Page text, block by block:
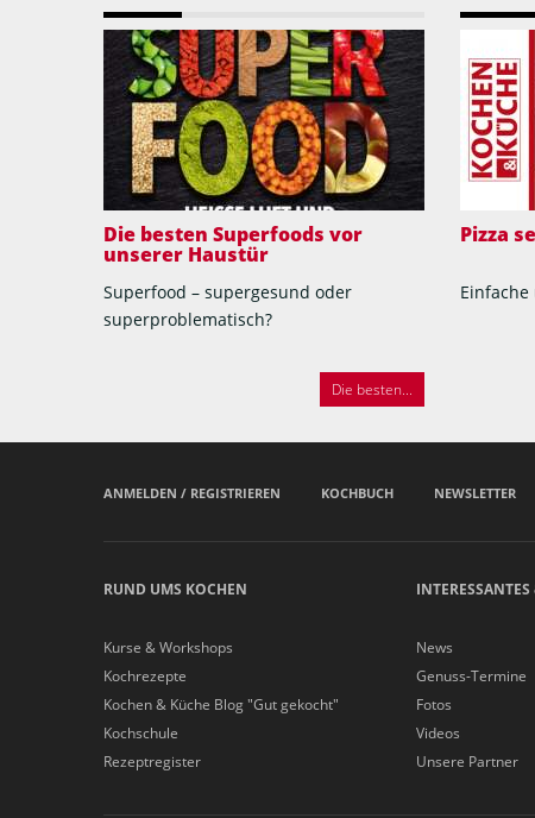
Die besten Superfoods vor
unserer Haustür
Superfood – supergesund oder
superproblematisch?
Die besten...
Pizza
Einfache
ANMELDEN / REGISTRIEREN KOCHBUCH NEWSLETTER
RUND UMS KOCHEN
Kurse & Workshops
Kochrezepte
Kochen & Küche Blog "Gut gekocht"
Kochschule
Rezeptregister
News
Genuss-Termine
Fotos
Videos
Unsere Partner